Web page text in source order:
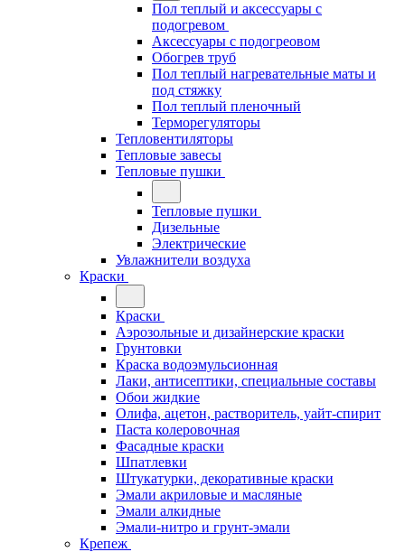
Пол теплый и аксессуары с
подогревом
Аксессуары с подогреовом
Обогрев труб
Пол теплый нагревательные маты и
под стяжку
Пол теплый пленочный
Терморегуляторы
Тепловентиляторы
Тепловые завесы
Тепловые пушки
Тепловые пушки
Дизельные
Электрические
Увлажнители воздуха
Краски
Краски
Аэрозольные и дизайнерские краски
Грунтовки
Краска водоэмульсионная
Лаки, антисептики, специальные составы
Обои жидкие
Олифа, ацетон, растворитель, уайт-спирит
Паста колеровочная
Фасадные краски
Шпатлевки
Штукатурки, декоративные краски
Эмали акриловые и масляные
Эмали алкидные
Эмали-нитро и грунт-эмали
Крепеж